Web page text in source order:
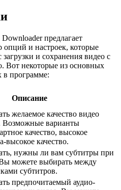
предлагает
и настроек, которые
и сохранения видео с
Вот некоторые из основных
в программе:
Описание
желаемое качество видео
Возможные варианты
качество, высокое
высокое качество.
нужны ли вам субтитры при
Вы можете выбирать между
субтитров.
предпочитаемый аудио-